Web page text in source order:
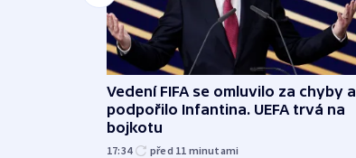
Vedení FIFA se omluvilo za chyby a
podpořilo Infantina. UEFA trvá na
bojkotu
17:34 před 11 minutami